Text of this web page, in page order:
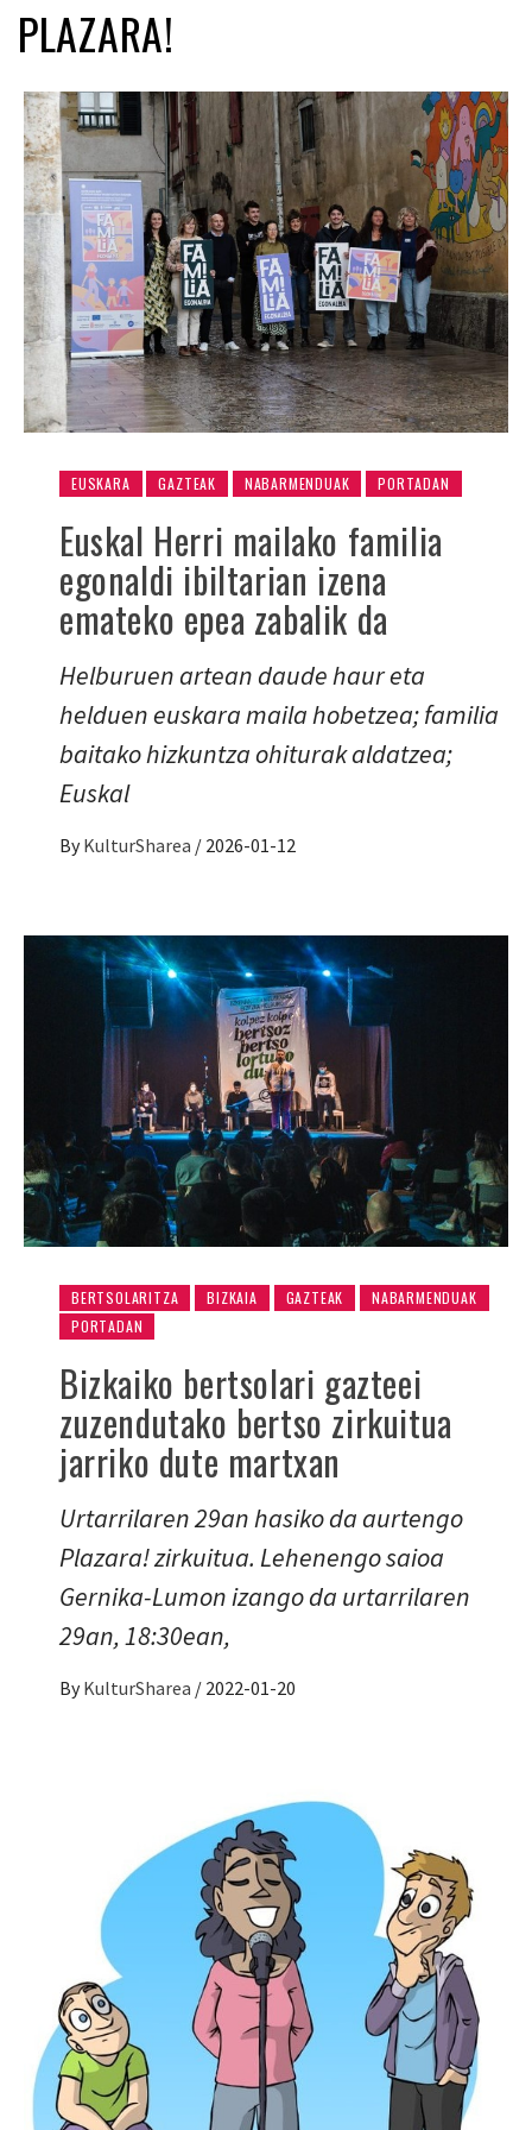
PLAZARA!
EUSKARA GAZTEAK NABARMENDUAK PORTADAN
Euskal Herri mailako familia
egonaldi ibiltarian izena
emateko epea zabalik da
Helburuen artean daude haur eta
helduen euskara maila hobetzea; familia
baitako hizkuntza ohiturak aldatzea;
Euskal
By KulturSharea / 2026-01-12
BERTSOLARITZA BIZKAIA GAZTEAK
NABARMENDUAK
PORTADAN
Bizkaiko bertsolari gazteei
zuzendutako bertso zirkuitua
jarriko dute martxan
Urtarrilaren 29an hasiko da aurtengo
Plazara! zirkuitua. Lehenengo saioa
Gernika-Lumon izango da urtarrilaren
29an, 18:30ean,
By KulturSharea / 2022-01-20